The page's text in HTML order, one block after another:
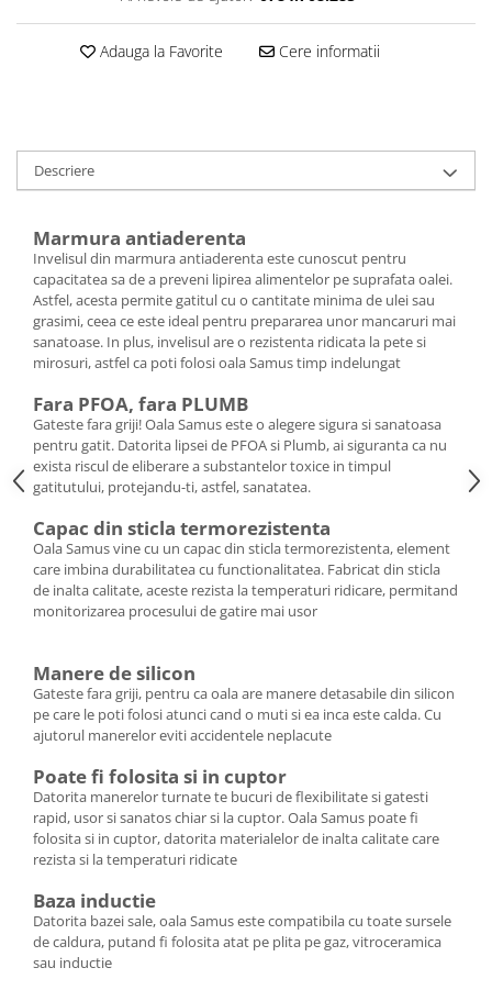
Adauga la Favorite Cere informatii
Descriere
Marmura antiaderenta
Invelisul din marmura antiaderenta este cunoscut pentru
capacitatea sa de a preveni lipirea alimentelor pe suprafata oalei.
Astfel, acesta permite gatitul cu o cantitate minima de ulei sau
grasimi, ceea ce este ideal pentru prepararea unor mancaruri mai
sanatoase. In plus, invelisul are o rezistenta ridicata la pete si
mirosuri, astfel ca poti folosi oala Samus timp indelungat
Fara PFOA, fara PLUMB
Gateste fara griji! Oala Samus este o alegere sigura si sanatoasa
pentru gatit. Datorita lipsei de PFOA si Plumb, ai siguranta ca nu
exista riscul de eliberare a substantelor toxice in timpul
gatitutului, protejandu-ti, astfel, sanatatea.
Capac din sticla termorezistenta
Oala Samus vine cu un capac din sticla termorezistenta, element
care imbina durabilitatea cu functionalitatea. Fabricat din sticla
de inalta calitate, aceste rezista la temperaturi ridicare, permitand
monitorizarea procesului de gatire mai usor
Manere de silicon
Gateste fara griji, pentru ca oala are manere detasabile din silicon
pe care le poti folosi atunci cand o muti si ea inca este calda. Cu
ajutorul manerelor eviti accidentele neplacute
Poate fi folosita si in cuptor
Datorita manerelor turnate te bucuri de flexibilitate si gatesti
rapid, usor si sanatos chiar si la cuptor. Oala Samus poate fi
folosita si in cuptor, datorita materialelor de inalta calitate care
rezista si la temperaturi ridicate
Baza inductie
Datorita bazei sale, oala Samus este compatibila cu toate sursele
de caldura, putand fi folosita atat pe plita pe gaz, vitroceramica
sau inductie